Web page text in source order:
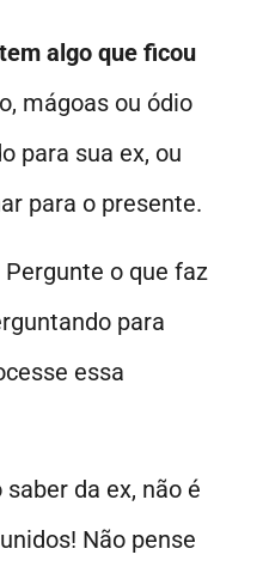
algo que ficou
mágoas ou ódio
para sua ex, ou
para o presente.
o que faz
para
essa
da ex, não é
Não pense